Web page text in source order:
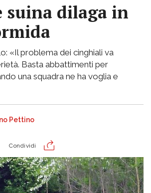
suina dilaga in
«Il problema dei cinghiali va
Basta abbattimenti per
una squadra ne ha voglia e
Pettino
Condividi